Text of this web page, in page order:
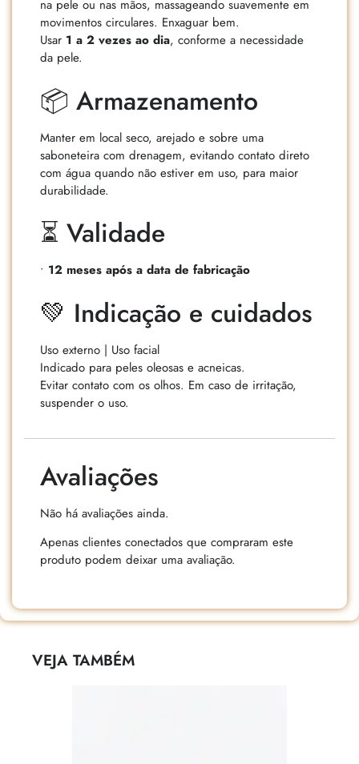
na pele ou nas mãos, massageando suavemente em
movimentos circulares. Enxaguar bem.
Usar 1 a 2 vezes ao dia, conforme a necessidade
da pele.
📦 Armazenamento
Manter em local seco, arejado e sobre uma
saboneteira com drenagem, evitando contato direto
com água quando não estiver em uso, para maior
durabilidade.
⏳ Validade
• 12 meses após a data de fabricação
💚 Indicação e cuidados
Uso externo | Uso facial
Indicado para peles oleosas e acneicas.
Evitar contato com os olhos. Em caso de irritação,
suspender o uso.
Avaliações
Não há avaliações ainda.
Apenas clientes conectados que compraram este
produto podem deixar uma avaliação.
VEJA TAMBÉM